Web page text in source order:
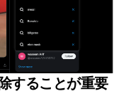
することが重要